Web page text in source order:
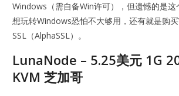
Windows（需自备Win许可），但遗憾的是这
想玩转Windows恐怕不大够用，还有就是购
SSL（AlphaSSL）。
LunaNode – 5.25美元 1G
KVM 芝加哥